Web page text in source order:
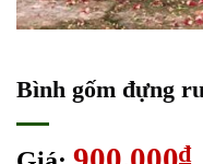
Bình gốm đựng
₫